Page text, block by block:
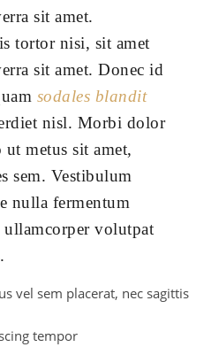
sit amet.
tortor nisi, sit amet
sit amet. Donec id
sodales blandit
nisl. Morbi dolor
metus sit amet,
sem. Vestibulum
nulla fermentum
volutpat
vel sem placerat, nec sagittis
tempor